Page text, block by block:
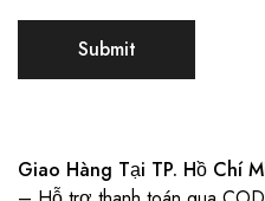
Giao Hàng Tại TP. Hồ Chí